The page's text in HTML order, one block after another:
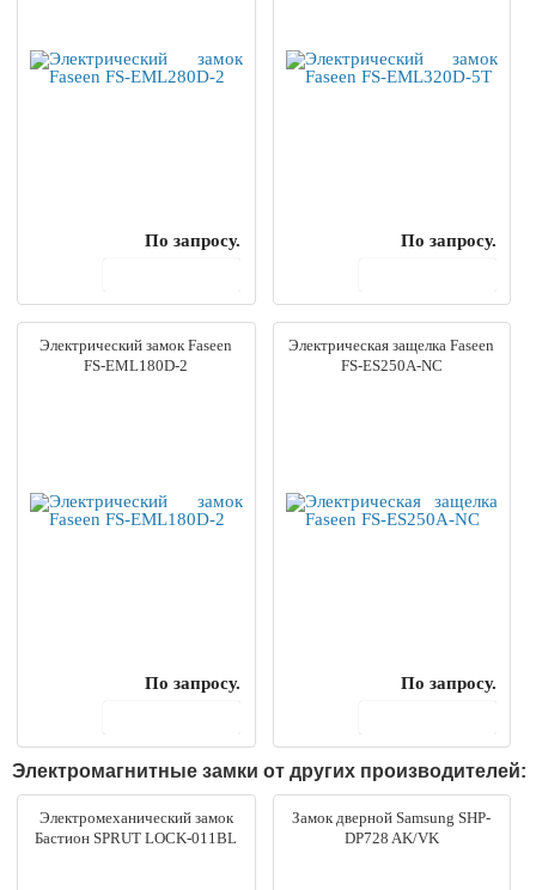
По запросу.
По запросу.
Электрический замок Faseen
FS-EML180D-2
По запросу.
Электрическая защелка Faseen
FS-ES250A-NC
По запросу.
Электромагнитные замки от других производителей:
Электромеханический замок
Бастион SPRUT LOCK-011BL
Замок дверной Samsung SHP-
DP728 AK/VK